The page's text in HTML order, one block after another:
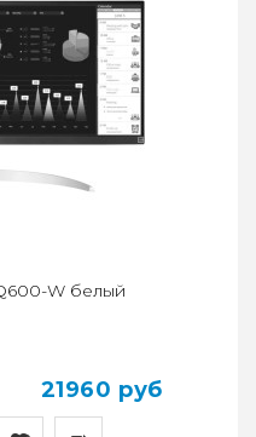
W белый
21960 руб